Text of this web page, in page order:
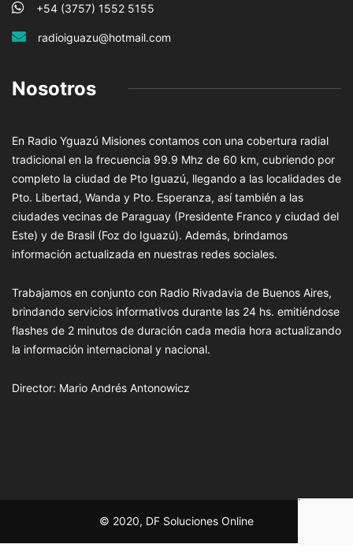
+54 (3757) 1552 5155
radioiguazu@hotmail.com
Nosotros
En Radio Yguazú Misiones contamos con una cobertura radial
tradicional en la frecuencia 99.9 Mhz de 60 km, cubriendo por
completo la ciudad de Pto Iguazú, llegando a las localidades de
Pto. Libertad, Wanda y Pto. Esperanza, así también a las
ciudades vecinas de Paraguay (Presidente Franco y ciudad del
Este) y de Brasil (Foz do Iguazú). Además, brindamos
información actualizada en nuestras redes sociales.
Trabajamos en conjunto con Radio Rivadavia de Buenos Aires,
brindando servicios informativos durante las 24 hs. emitiéndose
flashes de 2 minutos de duración cada media hora actualizando
la información internacional y nacional.
Director: Mario Andrés Antonowicz
© 2020, DF Soluciones Online